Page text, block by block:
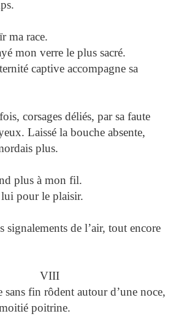
ma race.
mon verre le plus sacré.
captive accompagne sa
corsages déliés, par sa faute
Laissé la bouche absente,
plus.
plus à mon fil.
pour le plaisir.
signalements de l’air, tout encore
VIII
sans fin rôdent autour d’une noce,
poitrine.